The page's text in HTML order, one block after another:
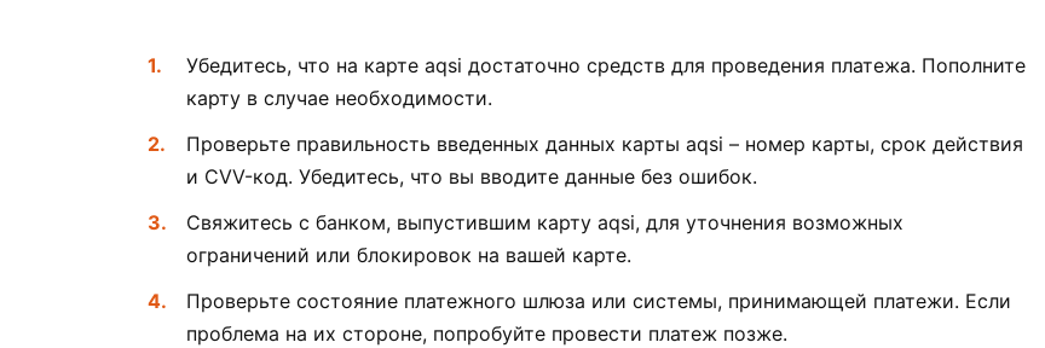
Убедитесь, что на карте aqsi достаточно средств для проведения платежа. Пополните
карту в случае необходимости.
Проверьте правильность введенных данных карты aqsi – номер карты, срок действия
и CVV-код. Убедитесь, что вы вводите данные без ошибок.
Свяжитесь с банком, выпустившим карту aqsi, для уточнения возможных
ограничений или блокировок на вашей карте.
Проверьте состояние платежного шлюза или системы, принимающей платежи. Если
проблема на их стороне, попробуйте провести платеж позже.